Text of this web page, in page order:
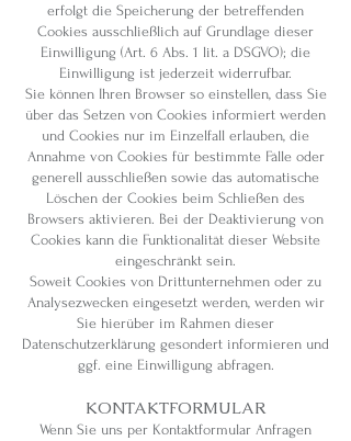
erfolgt die Speicherung der betreffenden
Cookies ausschließlich auf Grundlage dieser
Einwilligung (Art. 6 Abs. 1 lit. a DSGVO); die
Einwilligung ist jederzeit widerrufbar.
Sie können Ihren Browser so einstellen, dass Sie
über das Setzen von Cookies informiert werden
und Cookies nur im Einzelfall erlauben, die
Annahme von Cookies für bestimmte Fälle oder
generell ausschließen sowie das automatische
Löschen der Cookies beim Schließen des
Browsers aktivieren. Bei der Deaktivierung von
Cookies kann die Funktionalität dieser Website
eingeschränkt sein.
Soweit Cookies von Drittunternehmen oder zu
Analysezwecken eingesetzt werden, werden wir
Sie hierüber im Rahmen dieser
Datenschutzerklärung gesondert informieren und
ggf. eine Einwilligung abfragen.
KONTAKTFORMULAR
Wenn Sie uns per Kontaktformular Anfragen